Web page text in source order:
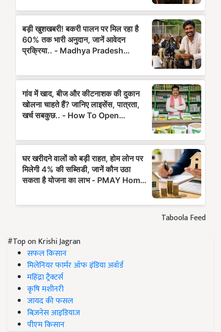
Taboola Feed
#Top on Krishi Jagran
सफल किसान
मिलेनियर फार्मर ऑफ इंडिया अवॉर्ड
महिंद्रा ट्रैक्टर्स
कृषि मशीनरी
जायद की फसल
बिज़नेस आइडियाज
पीएम किसान